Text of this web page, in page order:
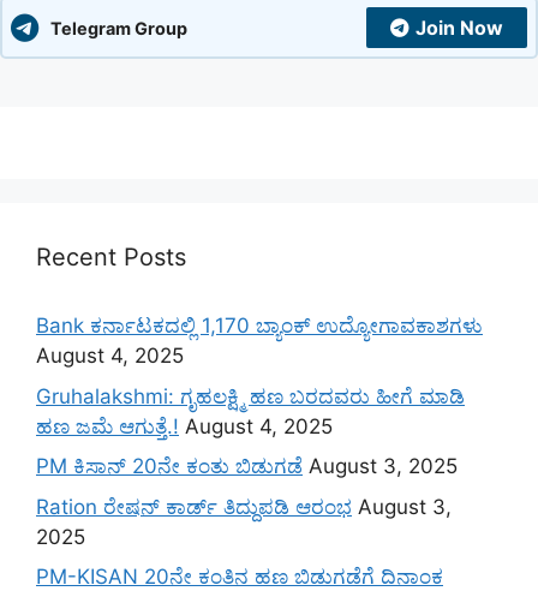
Telegram Group Join Now
Recent Posts
Bank ಕರ್ನಾಟಕದಲ್ಲಿ 1,170 ಬ್ಯಾಂಕ್ ಉದ್ಯೋಗಾವಕಾಶಗಳು
August 4, 2025
Gruhalakshmi: ಗೃಹಲಕ್ಷ್ಮಿ ಹಣ ಬರದವರು ಹೀಗೆ ಮಾಡಿ
ಹಣ ಜಮೆ‌ ಆಗುತ್ತೆ.! August 4, 2025
PM ಕಿಸಾನ್ 20ನೇ ಕಂತು ಬಿಡುಗಡೆ August 3, 2025
Ration ರೇಷನ್ ಕಾರ್ಡ್ ತಿದ್ದುಪಡಿ ಆರಂಭ August 3,
2025
PM-KISAN 20ನೇ ಕಂತಿನ ಹಣ ಬಿಡುಗಡೆಗೆ ದಿನಾಂಕ